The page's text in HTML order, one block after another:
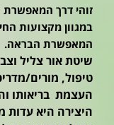
זוהי דרך
במגוון מקצועות
המאפשרת הבראה.
שיטת אור צליל
טיפול, מורים/
העצמת בריאותו
היצירה היא